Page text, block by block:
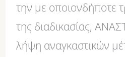
την με οποιονδήποτε
της διαδικασίας,
λήψη αναγκαστικών